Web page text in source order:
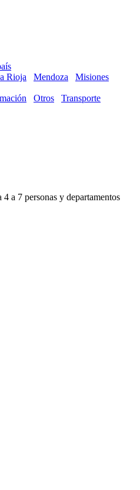
Rioja Mendoza
Misiones
Otros
Transporte
a 7 personas y departamentos